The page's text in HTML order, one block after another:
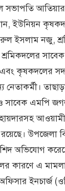
সভাপতি
ইউনিয়ন
ইসলাম নজু,
কৃষকদলের
নেতাকর্মী।
সাবেক এমপি
আওয়ামী
উপজেলা
অভিযোগ
কারণে এ
ইনচার্জ